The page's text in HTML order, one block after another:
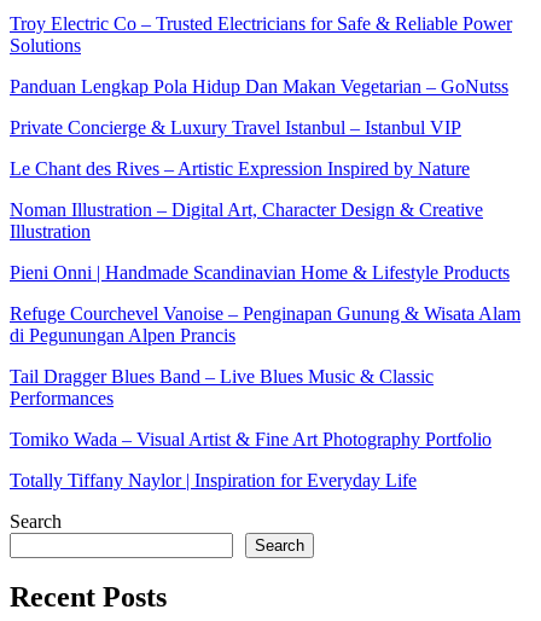
Troy Electric Co – Trusted Electricians for Safe & Reliable Power
Solutions
Panduan Lengkap Pola Hidup Dan Makan Vegetarian – GoNutss
Private Concierge & Luxury Travel Istanbul – Istanbul VIP
Le Chant des Rives – Artistic Expression Inspired by Nature
Noman Illustration – Digital Art, Character Design & Creative
Illustration
Pieni Onni | Handmade Scandinavian Home & Lifestyle Products
Refuge Courchevel Vanoise – Penginapan Gunung & Wisata Alam
di Pegunungan Alpen Prancis
Tail Dragger Blues Band – Live Blues Music & Classic
Performances
Tomiko Wada – Visual Artist & Fine Art Photography Portfolio
Totally Tiffany Naylor | Inspiration for Everyday Life
Search
Search
Recent Posts